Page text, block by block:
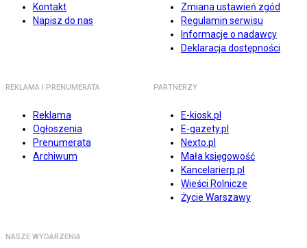
Kontakt
Napisz do nas
Zmiana ustawień zgód
Regulamin serwisu
Informacje o nadawcy
Deklaracja dostępności
REKLAMA I PRENUMERATA
Reklama
Ogłoszenia
Prenumerata
Archiwum
PARTNERZY
E-kiosk.pl
E-gazety.pl
Nexto.pl
Mała księgowość
Kancelarierp.pl
Wieści Rolnicze
Życie Warszawy
NASZE WYDARZENIA